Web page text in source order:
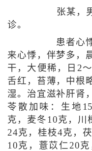
张某，男
诊。
患者心悸
来心悸，伴梦多，
干，大便稀，日2
舌红，苔薄，中根
湿。治宜滋补肝肾
苓散加味：生地
克，麦冬10克，川
24克，桂枝4克，
10克，薏苡仁20